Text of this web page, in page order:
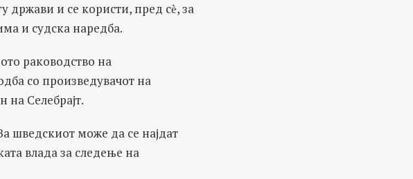
држави и се користи, пред сѐ, за
и судска наредба.
раководство на
со произведувачот на
на Селебрајт.
шведскиот може да се најдат
влада за следење на